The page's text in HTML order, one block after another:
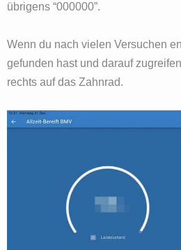
übrigens “000000”.
Wenn du nach vielen Versuchen
gefunden hast und darauf
rechts auf das Zahnrad.